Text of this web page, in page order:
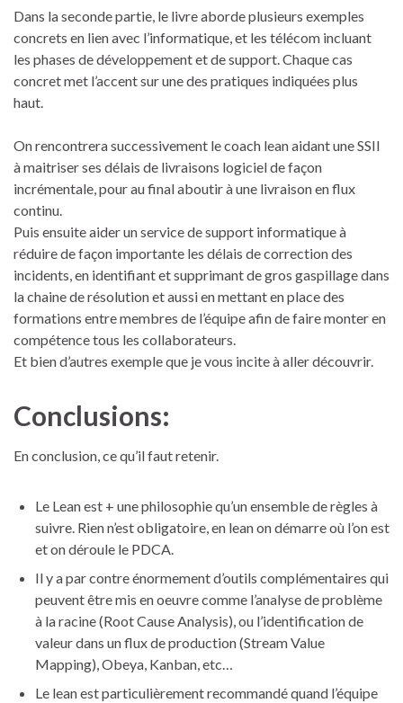
Dans la seconde partie, le livre aborde plusieurs exemples
concrets en lien avec l’informatique, et les télécom incluant
les phases de développement et de support. Chaque cas
concret met l’accent sur une des pratiques indiquées plus
haut.
On rencontrera successivement le coach lean aidant une SSII
à maitriser ses délais de livraisons logiciel de façon
incrémentale, pour au final aboutir à une livraison en flux
continu.
Puis ensuite aider un service de support informatique à
réduire de façon importante les délais de correction des
incidents, en identifiant et supprimant de gros gaspillage dans
la chaine de résolution et aussi en mettant en place des
formations entre membres de l’équipe afin de faire monter en
compétence tous les collaborateurs.
Et bien d’autres exemple que je vous incite à aller découvrir.
Conclusions:
En conclusion, ce qu’il faut retenir.
Le Lean est + une philosophie qu’un ensemble de règles à
suivre. Rien n’est obligatoire, en lean on démarre où l’on est
et on déroule le PDCA.
Il y a par contre énormement d’outils complémentaires qui
peuvent être mis en oeuvre comme l’analyse de problème
à la racine (Root Cause Analysis), ou l’identification de
valeur dans un flux de production (Stream Value
Mapping), Obeya, Kanban, etc…
Le lean est particulièrement recommandé quand l’équipe